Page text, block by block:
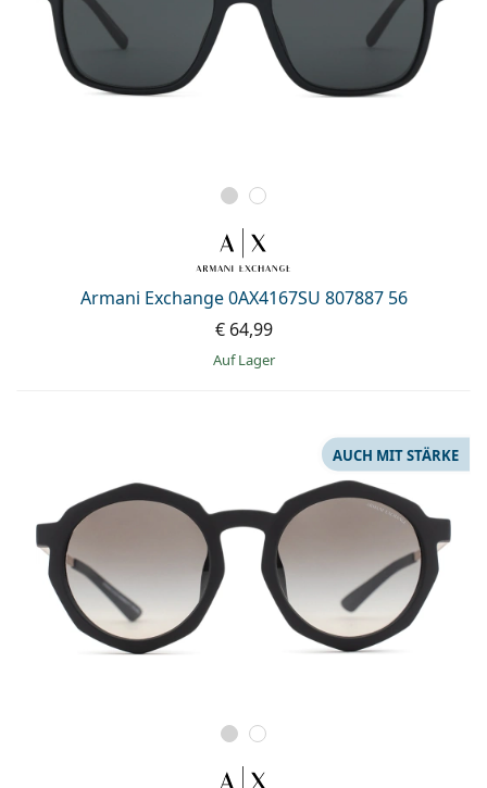
Armani Exchange 0AX4167SU 807887 56
€ 64,99
auf Lager
AUCH MIT STÄRKE